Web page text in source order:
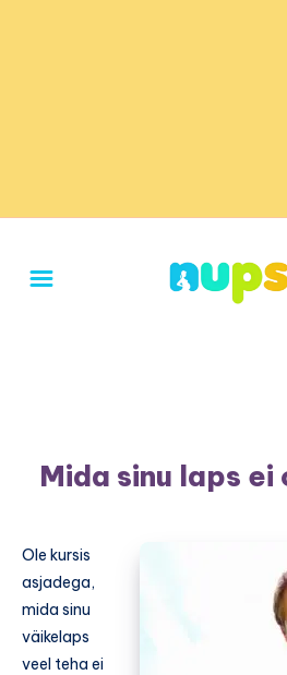
Mida sinu laps
Ole kursis
asjadega,
mida sinu
väikelaps
veel teha ei